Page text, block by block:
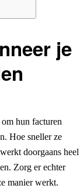
je
hun facturen
Hoe sneller ze
doorgaans heel
Zorg er echter
manier werkt.